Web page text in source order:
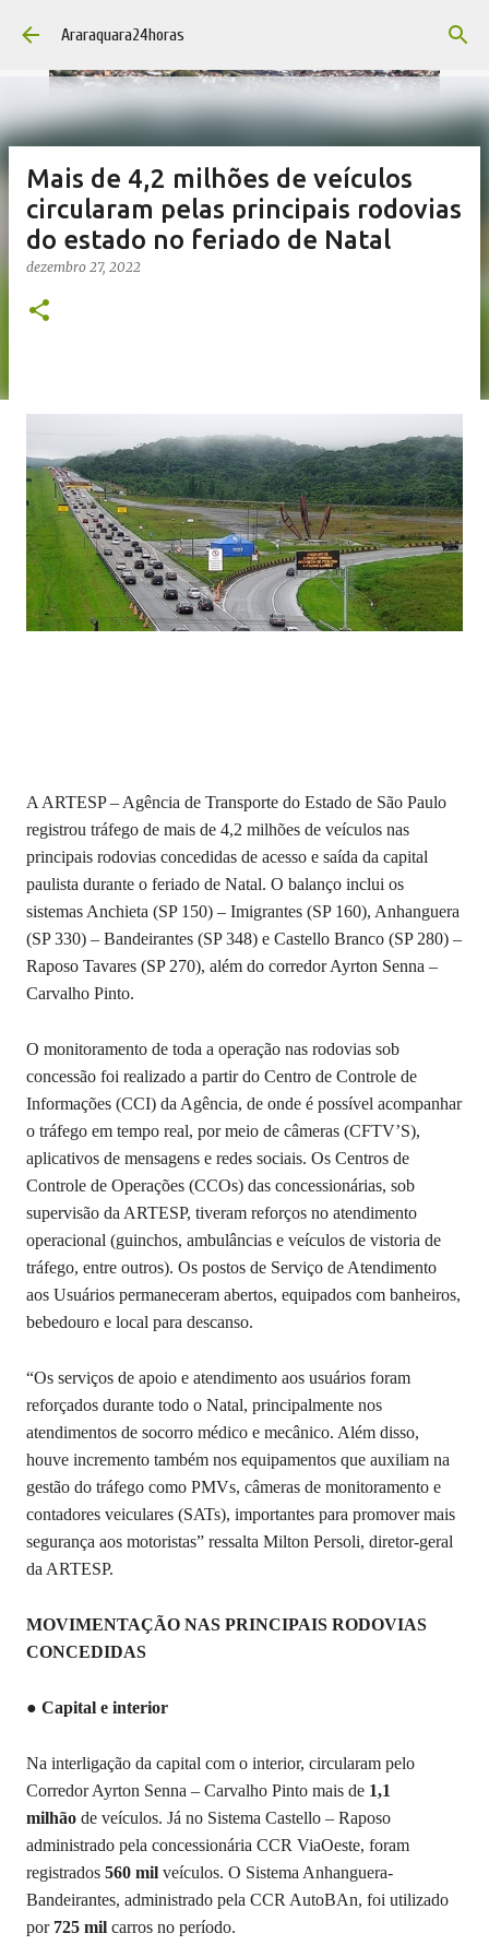
Pular para o conteúdo principal
Araraquara24horas
Mais de 4,2 milhões de veículos
circularam pelas principais rodovias
do estado no feriado de Natal
dezembro 27, 2022
A ARTESP – Agência de Transporte do Estado de São Paulo
registrou tráfego de mais de 4,2 milhões de veículos nas
principais rodovias concedidas de acesso e saída da capital
paulista durante o feriado de Natal. O balanço inclui os
sistemas Anchieta (SP 150) – Imigrantes (SP 160), Anhanguera
(SP 330) – Bandeirantes (SP 348) e Castello Branco (SP 280) –
Raposo Tavares (SP 270), além do corredor Ayrton Senna –
Carvalho Pinto.
O monitoramento de toda a operação nas rodovias sob
concessão foi realizado a partir do Centro de Controle de
Informações (CCI) da Agência, de onde é possível acompanhar
o tráfego em tempo real, por meio de câmeras (CFTV’S),
aplicativos de mensagens e redes sociais. Os Centros de
Controle de Operações (CCOs) das concessionárias, sob
supervisão da ARTESP, tiveram reforços no atendimento
operacional (guinchos, ambulâncias e veículos de vistoria de
tráfego, entre outros). Os postos de Serviço de Atendimento
aos Usuários permaneceram abertos, equipados com banheiros,
bebedouro e local para descanso.
“Os serviços de apoio e atendimento aos usuários foram
reforçados durante todo o Natal, principalmente nos
atendimentos de socorro médico e mecânico. Além disso,
houve incremento também nos equipamentos que auxiliam na
gestão do tráfego como PMVs, câmeras de monitoramento e
contadores veiculares (SATs), importantes para promover mais
segurança aos motoristas” ressalta Milton Persoli, diretor-geral
da ARTESP.
MOVIMENTAÇÃO NAS PRINCIPAIS RODOVIAS
CONCEDIDAS
● Capital e interior
Na interligação da capital com o interior, circularam pelo
Corredor Ayrton Senna – Carvalho Pinto mais de 1,1
milhão de veículos. Já no Sistema Castello – Raposo
administrado pela concessionária CCR ViaOeste, foram
registrados 560 mil veículos. O Sistema Anhanguera-
Bandeirantes, administrado pela CCR AutoBAn, foi utilizado
por 725 mil carros no período.